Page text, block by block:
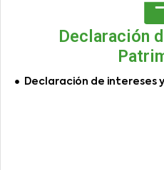
Declaración
Declaración de intereses